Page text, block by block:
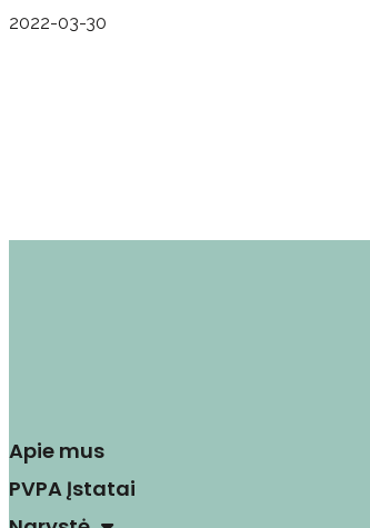
2022-03-30
Apie mus
PVPA Įstatai